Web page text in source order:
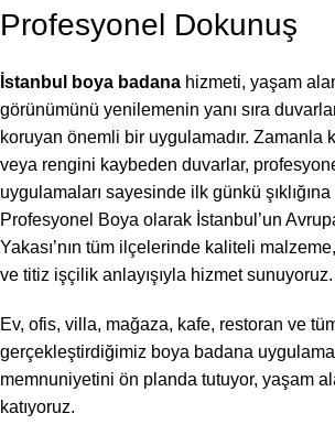
Profesyonel Dokunuş
İstanbul boya badana hizmeti, yaşam
görünümünü yenilemenin yanı sıra
koruyan önemli bir uygulamadır. Zamanla
veya rengini kaybeden duvarlar,
uygulamaları sayesinde ilk günkü
Profesyonel Boya olarak İstanbul’un
Yakası’nın tüm ilçelerinde kaliteli
ve titiz işçilik anlayışıyla hizmet sunuyoruz.
Ev, ofis, villa, mağaza, kafe, restoran ve
gerçekleştirdiğimiz boya badana
memnuniyetini ön planda tutuyor, yaşam
katıyoruz.